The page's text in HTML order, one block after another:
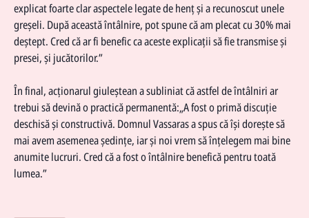
explicat foarte clar aspectele legate de henț și a recunoscut unele
greșeli. După această întâlnire, pot spune că am plecat cu 30% mai
deștept. Cred că ar fi benefic ca aceste explicații să fie transmise și
presei, și jucătorilor.”
În final, acționarul giuleștean a subliniat că astfel de întâlniri ar
trebui să devină o practică permanentă:„A fost o primă discuție
deschisă și constructivă. Domnul Vassaras a spus că își dorește să
mai avem asemenea ședințe, iar și noi vrem să înțelegem mai bine
anumite lucruri. Cred că a fost o întâlnire benefică pentru toată
lumea.”